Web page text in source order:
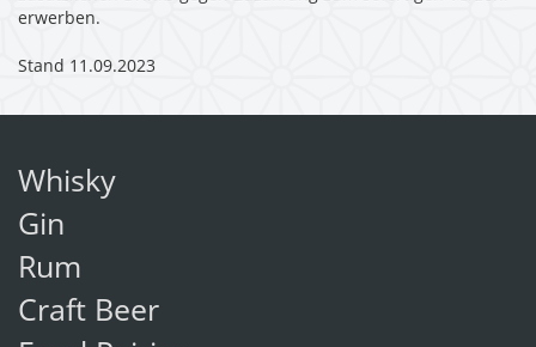
erwerben.
Stand 11.09.2023
Whisky
Gin
Rum
Craft Beer